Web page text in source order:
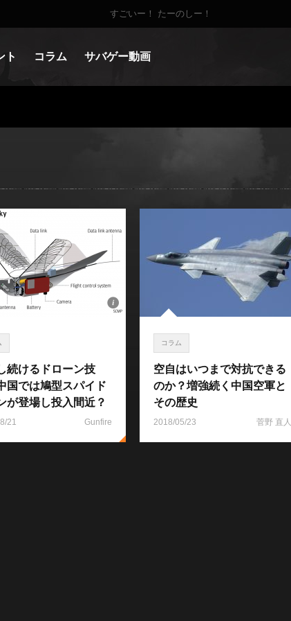
すごいー！ たーのしー！
ト コラム サバゲー動画
続けるドローン技
国では鳩型スパイド
が登場し投入間近？
21 Gunfire
コラム
空自はいつまで対抗できる
のか？増強続く中国空軍と
その歴史
2018/05/23 菅野 直人